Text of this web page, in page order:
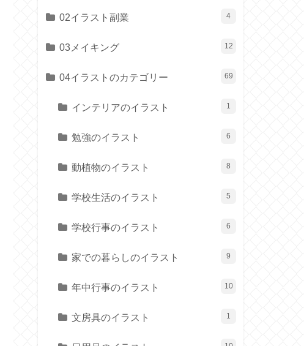
02イラスト副業 4
03メイキング 12
04イラストのカテゴリー 69
インテリアのイラスト 1
勉強のイラスト 6
動植物のイラスト 8
学校生活のイラスト 5
学校行事のイラスト 6
家での暮らしのイラスト 9
年中行事のイラスト 10
文房具のイラスト 1